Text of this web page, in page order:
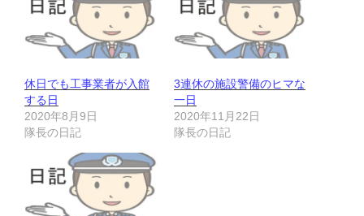
休日でも工事業者が入館
する日
2020年8月9日
隊長の日記
3連休の施設警備のヒマな
一日
2020年11月22日
隊長の日記